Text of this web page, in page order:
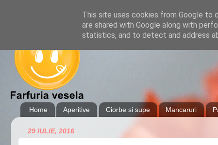
Home Aperitive Ciorbe si supe Mancaruri
29 IULIE, 2016
This site uses cookies from Google to
are shared with Google along with
statistics, and to detect and address